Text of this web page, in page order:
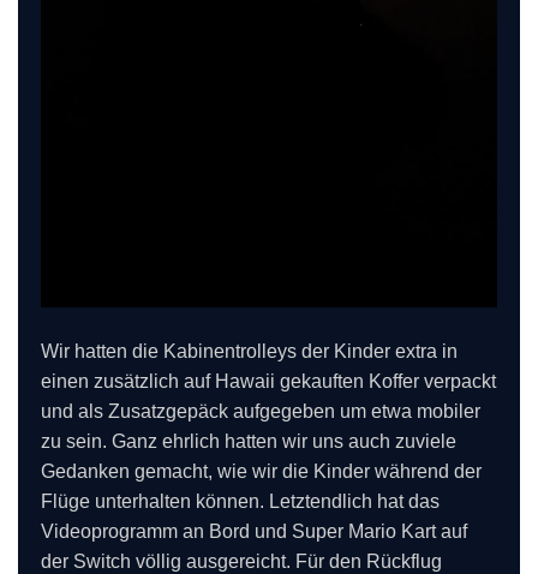
Wir hatten die Kabinentrolleys der Kinder extra in
einen zusätzlich auf Hawaii gekauften Koffer verpackt
und als Zusatzgepäck aufgegeben um etwa mobiler
zu sein. Ganz ehrlich hatten wir uns auch zuviele
Gedanken gemacht, wie wir die Kinder während der
Flüge unterhalten können. Letztendlich hat das
Videoprogramm an Bord und Super Mario Kart auf
der Switch völlig ausgereicht. Für den Rückflug